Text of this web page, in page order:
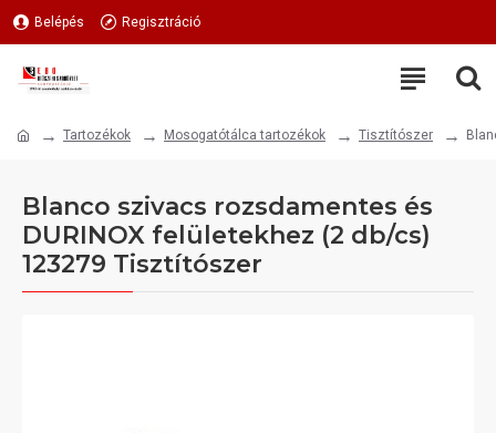
Belépés Regisztráció
Tartozékok Mosogatótálca tartozékok Tisztítószer
Blanco szivacs rozsdamentes és
DURINOX felületekhez (2 db/cs)
123279 Tisztítószer